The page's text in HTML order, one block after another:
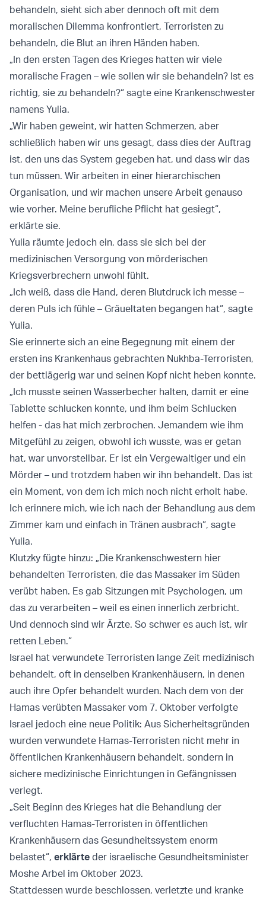
behandeln, sieht sich aber dennoch oft mit dem
moralischen Dilemma konfrontiert, Terroristen zu
behandeln, die Blut an ihren Händen haben.
„In den ersten Tagen des Krieges hatten wir viele
moralische Fragen – wie sollen wir sie behandeln? Ist es
richtig, sie zu behandeln?“ sagte eine Krankenschwester
namens Yulia.
„Wir haben geweint, wir hatten Schmerzen, aber
schließlich haben wir uns gesagt, dass dies der Auftrag
ist, den uns das System gegeben hat, und dass wir das
tun müssen. Wir arbeiten in einer hierarchischen
Organisation, und wir machen unsere Arbeit genauso
wie vorher. Meine berufliche Pflicht hat gesiegt“,
erklärte sie.
Yulia räumte jedoch ein, dass sie sich bei der
medizinischen Versorgung von mörderischen
Kriegsverbrechern unwohl fühlt.
„Ich weiß, dass die Hand, deren Blutdruck ich messe –
deren Puls ich fühle – Gräueltaten begangen hat“, sagte
Yulia.
Sie erinnerte sich an eine Begegnung mit einem der
ersten ins Krankenhaus gebrachten Nukhba-Terroristen,
der bettlägerig war und seinen Kopf nicht heben konnte.
„Ich musste seinen Wasserbecher halten, damit er eine
Tablette schlucken konnte, und ihm beim Schlucken
helfen - das hat mich zerbrochen. Jemandem wie ihm
Mitgefühl zu zeigen, obwohl ich wusste, was er getan
hat, war unvorstellbar. Er ist ein Vergewaltiger und ein
Mörder – und trotzdem haben wir ihn behandelt. Das ist
ein Moment, von dem ich mich noch nicht erholt habe.
Ich erinnere mich, wie ich nach der Behandlung aus dem
Zimmer kam und einfach in Tränen ausbrach“, sagte
Yulia.
Klutzky fügte hinzu: „Die Krankenschwestern hier
behandelten Terroristen, die das Massaker im Süden
verübt haben. Es gab Sitzungen mit Psychologen, um
das zu verarbeiten – weil es einen innerlich zerbricht.
Und dennoch sind wir Ärzte. So schwer es auch ist, wir
retten Leben.“
Israel hat verwundete Terroristen lange Zeit medizinisch
behandelt, oft in denselben Krankenhäusern, in denen
auch ihre Opfer behandelt wurden. Nach dem von der
Hamas verübten Massaker vom 7. Oktober verfolgte
Israel jedoch eine neue Politik: Aus Sicherheitsgründen
wurden verwundete Hamas-Terroristen nicht mehr in
öffentlichen Krankenhäusern behandelt, sondern in
sichere medizinische Einrichtungen in Gefängnissen
verlegt.
„Seit Beginn des Krieges hat die Behandlung der
verfluchten Hamas-Terroristen in öffentlichen
Krankenhäusern das Gesundheitssystem enorm
belastet“, erklärte der israelische Gesundheitsminister
Moshe Arbel im Oktober 2023.
Stattdessen wurde beschlossen, verletzte und kranke